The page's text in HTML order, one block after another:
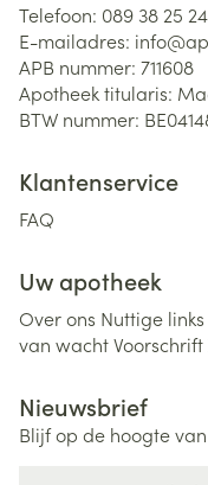
Telefoon: 089 38 25 24
E-mailadres: info@
APB nummer: 711608
Apotheek titularis:
BTW nummer:
Klantenservice
FAQ
Uw apotheek
Over ons Nuttige links
van wachtVoorschrift
Nieuwsbrief
Blijf op de hoogte